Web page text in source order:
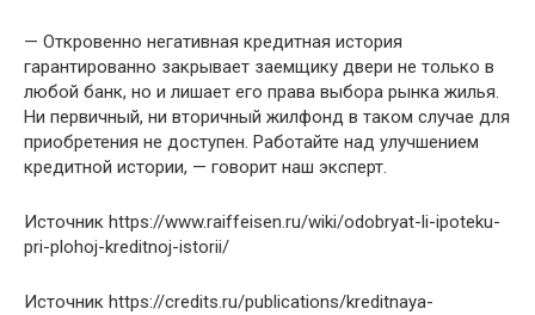
— Откровенно негативная кредитная история
гарантированно закрывает заемщику двери не только в
любой банк, но и лишает его права выбора рынка жилья.
Ни первичный, ни вторичный жилфонд в таком случае для
приобретения не доступен. Работайте над улучшением
кредитной истории, — говорит наш эксперт.
Источник https://www.raiffeisen.ru/wiki/odobryat-li-ipoteku-
pri-plohoj-kreditnoj-istorii/
Источник https://credits.ru/publications/kreditnaya-